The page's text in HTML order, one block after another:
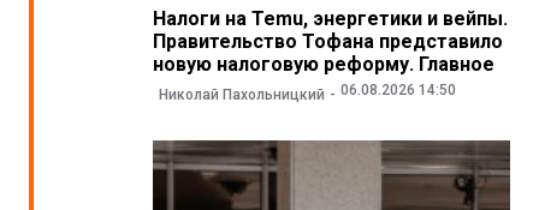
Налоги на Temu, энергетики и вейпы.
Правительство Тофана представило
новую налоговую реформу. Главное
Николай Пахольницкий 06.08.2026 14:50